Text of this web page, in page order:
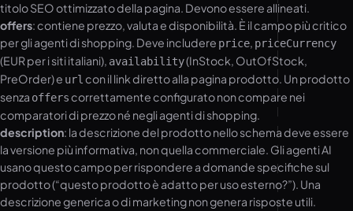
titolo SEO ottimizzato della pagina. Devono essere allineati.
offers: contiene prezzo, valuta e disponibilità. È il campo più critico
per gli agenti di shopping. Deve includere price, priceCurrency
(EUR per i siti italiani), availability(InStock, OutOfStock,
PreOrder) e url con il link diretto alla pagina prodotto. Un prodotto
senza offerscorrettamente configurato non compare nei
comparatori di prezzo né negli agenti di shopping.
description: la descrizione del prodotto nello schema deve essere
la versione più informativa, non quella commerciale. Gli agenti AI
usano questo campo per rispondere a domande specifiche sul
prodotto (“questo prodotto è adatto per uso esterno?”). Una
descrizione generica o di marketing non genera risposte utili.